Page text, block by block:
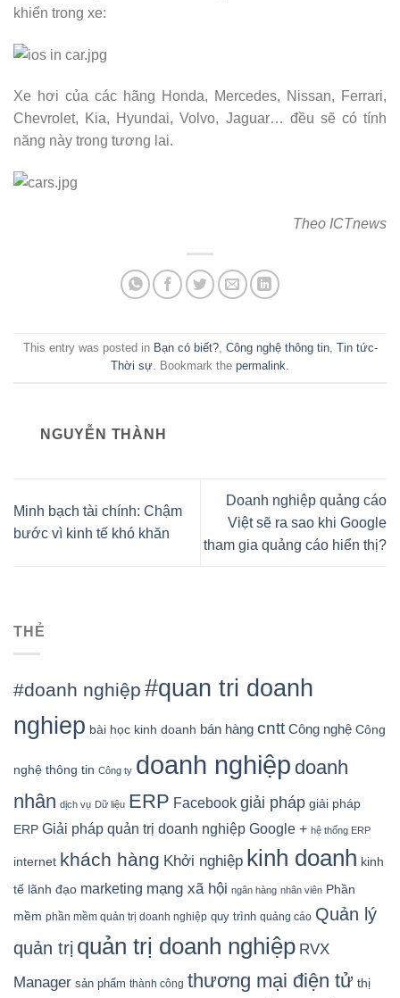
khiển trong xe:
Xe hơi của các hãng Honda, Mercedes, Nissan, Ferrari,
Chevrolet, Kia, Hyundai, Volvo, Jaguar… đều sẽ có tính
năng này trong tương lai.
Theo ICTnews
This entry was posted in Bạn có biết?, Công nghệ thông tin, Tin tức-
Thời sự. Bookmark the permalink.
NGUYỄN THÀNH
Minh bạch tài chính: Chậm
bước vì kinh tế khó khăn
Doanh nghiệp quảng cáo
Việt sẽ ra sao khi Google
tham gia quảng cáo hiển thị?
THẺ
#doanh nghiệp #quan tri doanh
nghiep bài học kinh doanh bán hàng cntt Công nghệ Công
nghệ thông tin Công ty doanh nghiệp doanh
nhân dịch vụ Dữ liệu ERP Facebook giải pháp giải pháp
ERP Giải pháp quản trị doanh nghiệp Google + hệ thống ERP
internet khách hàng Khởi nghiệp kinh doanh kinh
tế lãnh đạo marketing mạng xã hội ngân hàng nhân viên Phần
mềm phần mềm quản trị doanh nghiệp quy trình quảng cáo Quản lý
quản trị quản trị doanh nghiệp RVX
Manager sản phẩm thành công thương mại điện tử thị